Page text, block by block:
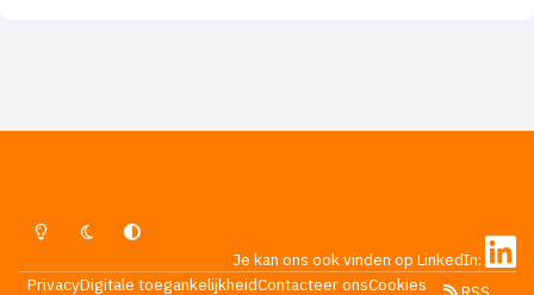
Lichte ModusDonkere ModusSysteemvoorkeur
Je kan ons ook vinden op LinkedIn:
PrivacyDigitale toegankelijkheidContacteer onsCookies